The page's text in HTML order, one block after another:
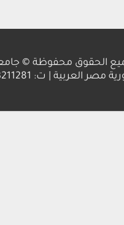
الحقوق محفوظة © جامعة